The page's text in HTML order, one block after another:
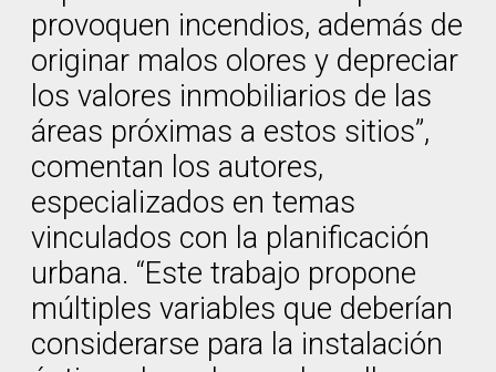
provoquen incendios, además de
originar malos olores y depreciar
los valores inmobiliarios de las
áreas próximas a estos sitios”,
comentan los autores,
especializados en temas
vinculados con la planificación
urbana. “Este trabajo propone
múltiples variables que deberían
considerarse para la instalación